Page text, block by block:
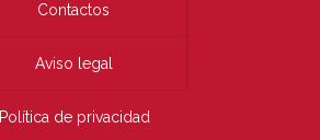
Contactos
Aviso legal
Política de privacidad